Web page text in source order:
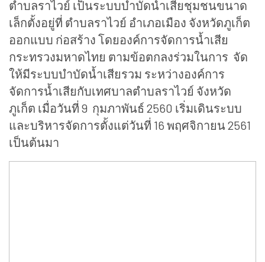
ตำบลราไวย์ เป็นระบบบำบัดน้ำเสียชุมชนขนาด
เล็กตั้งอยู่ที่ ตำบลราไวย์ อำเภอเมือง จังหวัดภูเก็ต
ออกแบบ ก่อสร้าง โดยองค์การจัดการน้ำเสีย
กระทรวงมหาดไทย ตามข้อตกลงร่วมในการ จัด
ให้มีระบบบำบัดน้ำเสียรวม ระหว่างองค์การ
จัดการน้ำเสียกับเทศบาลตำบลราไวย์ จังหวัด
ภูเก็ต เมื่อวันที่ 9 กุมภาพันธ์ 2560 เริ่มเดินระบบ
และบริหารจัดการตั้งแต่วันที่ 16 พฤศจิกายน 2561
เป็นต้นมา